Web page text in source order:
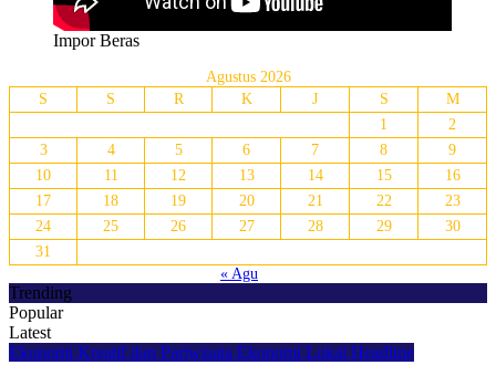
Impor Beras
Agustus 2026
S
S R K J S
M
1
2
3
4 5 6 7 8
9
10
11 12 13 14 15
16
17
18 19 20 21 22
23
24
25 26 27 28 29
30
31
« Agu
Trending
Popular
Latest
Ekonomi Kreatif dan Pariwisata Ekonomi Lokal Headline